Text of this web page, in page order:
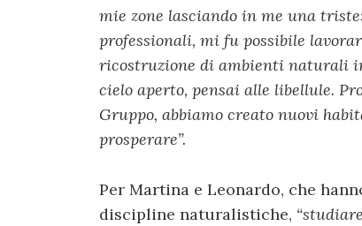
mie zone lasciando in me una
professionali, mi fu possibile
ricostruzione di ambienti naturali
cielo aperto, pensai alle libellule.
Gruppo, abbiamo creato nuovi
prosperare”.
Per Martina e Leonardo, che
discipline naturalistiche,